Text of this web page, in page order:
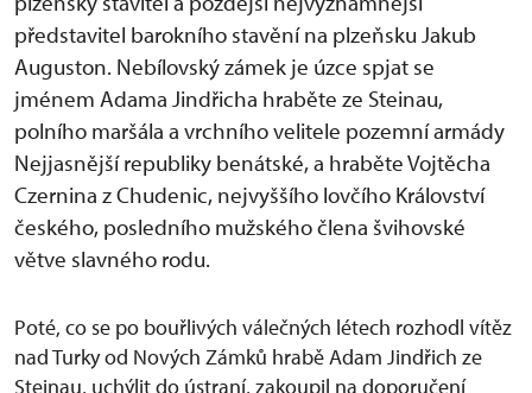
představitel barokního stavění na plzeňsku Jakub
Auguston. Nebílovský zámek je úzce spjat se
jménem Adama Jindřicha hraběte ze Steinau,
polního maršála a vrchního velitele pozemní armády
Nejjasnější republiky benátské, a hraběte Vojtěcha
Czernina z Chudenic, nejvyššího lovčího Království
českého, posledního mužského člena švihovské
větve slavného rodu.
Poté, co se po bouřlivých válečných létech rozhodl vítěz
nad Turky od Nových Zámků hrabě Adam Jindřich ze
Steinau, uchýlit do ústraní, zakoupil na doporučení